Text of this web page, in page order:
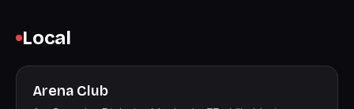
Local
Arena Club